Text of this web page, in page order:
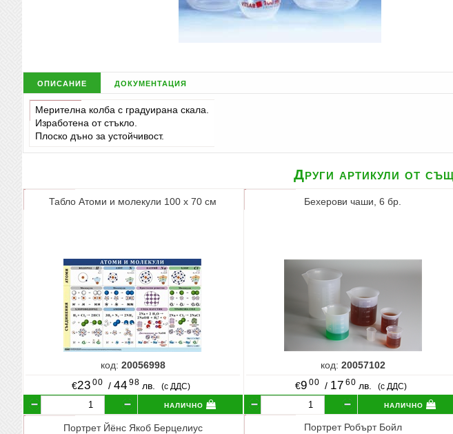
описание документация
Мерителна колба с градуирана скала.
Изработена от стъкло.
Плоско дъно за устойчивост.
Други артикули от
Табло Атоми и молекули 100 х 70 см
код: 20056998
€23 00 / 44 98 лв. (с ДДС)
налично
Бехерови чаши, 6 бр.
код: 20057102
€9 00 / 17 60 лв. (с ДДС)
налично
Портрет Йёнс Якоб Берцелиус Портрет Робърт Бойл